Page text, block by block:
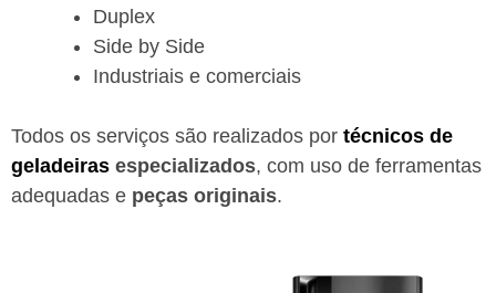
Duplex
Side by Side
Industriais e comerciais
Todos os serviços são realizados por técnicos de
geladeiras especializados, com uso de ferramentas
adequadas e peças originais.